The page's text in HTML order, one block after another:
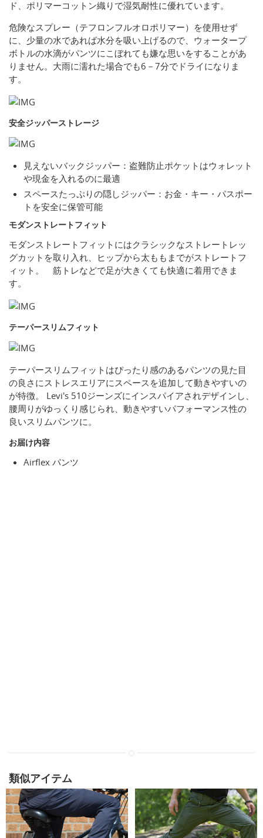
ド、ポリマーコットン織りで湿気耐性に優れています。
危険なスプレー（テフロンフルオロポリマー）を使用せず
に、少量の水であれば水分を吸い上げるので、ウォータープ
ボトルの水滴がパンツにこぼれても嫌な思いをすることがあ
りません。大雨に濡れた場合でも6－7分でドライになりま
す。
安全ジッパーストレージ
見えないバックジッパー：盗難防止ポケットはウォレット
や現金を入れるのに最適
スペースたっぷりの隠しジッパー：お金・キー・パスポー
トを安全に保管可能
モダンストレートフィット
モダンストレートフィットにはクラシックなストレートレッ
グカットを取り入れ、ヒップから太ももまでがストレートフ
ィット。 筋トレなどで足が大きくても快適に着用できま
す。
テーパースリムフィット
テーパースリムフィットはぴったり感のあるパンツの見た目
の良さにストレスエリアにスペースを追加して動きやすいの
が特徴。 Levi's 510ジーンズにインスパイアされデザインし、
腰周りがゆっくり感じられ、動きやすいパフォーマンス性の
良いスリムパンツに。
お届け内容
Airflex パンツ
類似アイテム